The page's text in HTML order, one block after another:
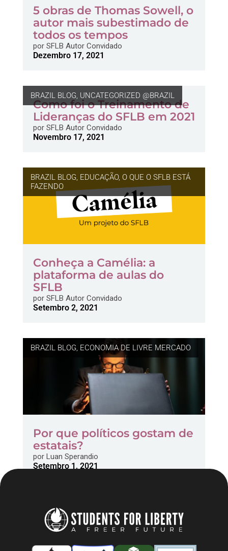
5 obras de Thomas Sowell, o
autor mais subestimado de
todos os tempos
porSFLB Autor Convidado
Dezembro 17, 2021
BRAZIL BLOG, UNCATEGORIZED @BRAZIL
Como foi o Treinamento de
Lideranças do SFLB em 2021
porSFLB Autor Convidado
Novembro 17, 2021
BRAZIL BLOG, EDUCAÇÃO, O QUE O SFLB ESTÁ
FAZENDO
Conheça a Camélia: a
plataforma de aulas do
SFLB
porSFLB Autor Convidado
Setembro 2, 2021
BRAZIL BLOG, ECONOMIA DE LIVRE MERCADO
Por que políticos gostam de
estatais?
porLuan Sperandio
Setembro 1, 2021